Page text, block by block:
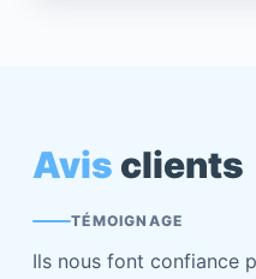
Avis clients
TÉMOIGNAGE
Ils nous font confiance